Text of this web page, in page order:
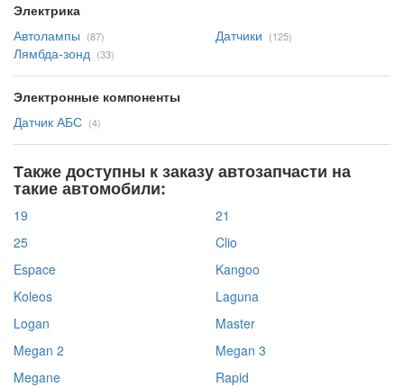
Электрика
Автолампы (87) Датчики (125)
Лямбда-зонд (33)
Электронные компоненты
Датчик АБС (4)
Также доступны к заказу автозапчасти на
такие автомобили:
19
21
25
Clio
Espace
Kangoo
Koleos
Laguna
Logan
Master
Megan 2
Megan 3
Megane
Rapid